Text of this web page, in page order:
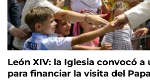
León XIV: la Iglesia convocó a
para financiar la visita del Papa